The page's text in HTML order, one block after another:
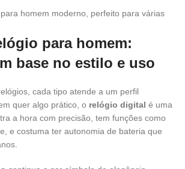
homem moderno, perfeito para várias
para homem:
base no estilo e uso
cada tipo atende a um perfil
quer algo prático, o relógio digital é uma
a hora com precisão, tem funções como
e costuma ter autonomia de bateria que